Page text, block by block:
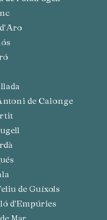
d'Aro
de Calonge
de Guíxols
d'Empúries